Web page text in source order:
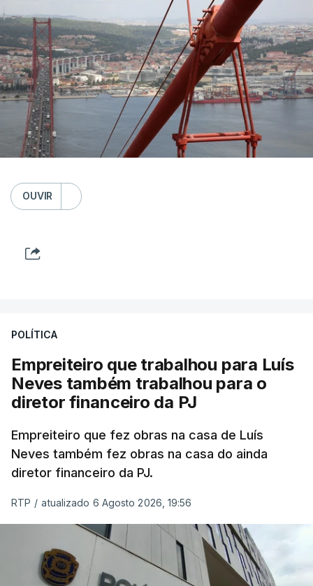
OUVIR
POLÍTICA
Empreiteiro que trabalhou para Luís
Neves também trabalhou para o
diretor financeiro da PJ
Empreiteiro que fez obras na casa de Luís
Neves também fez obras na casa do ainda
diretor financeiro da PJ.
RTP / atualizado 6 Agosto 2026, 19:56